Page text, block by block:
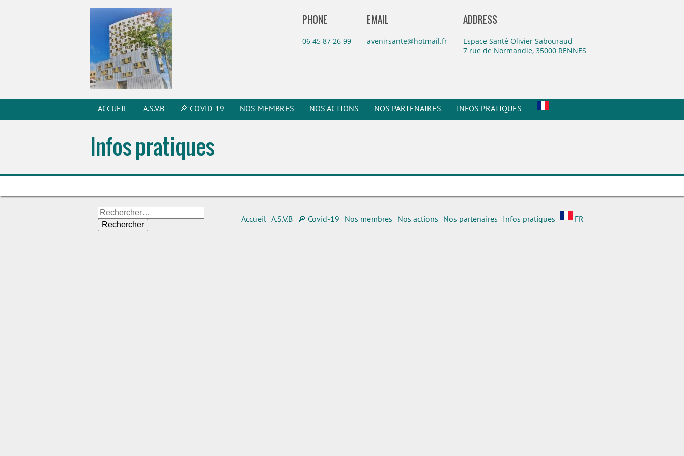
ADDRESS
Espace Santé Olivier Sabouraud
7 rue de Normandie, 35000 RENNES
EMAIL
avenirsante@hotmail.fr
PHONE
06 45 87 26 99
ACCUEIL A.S.V.B 🔎 COVID-19 NOS MEMBRES NOS ACTIONS NOS PARTENAIRES INFOS PRATIQUES
Infos pratiques
Rechercher :
Accueil A.S.V.B 🔎 Covid-19 Nos membres Nos actions Nos partenaires Infos pratiques FR